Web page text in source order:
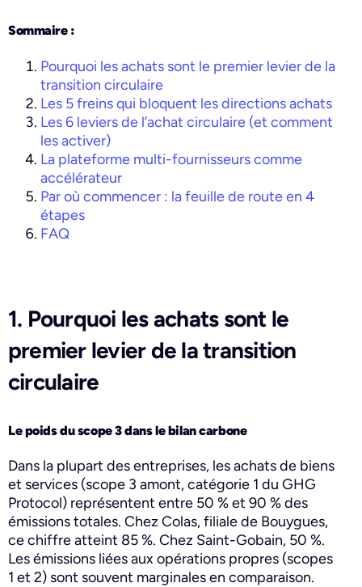
Sommaire :
Pourquoi les achats sont le premier levier de la
transition circulaire
Les 5 freins qui bloquent les directions achats
Les 6 leviers de l’achat circulaire (et comment
les activer)
La plateforme multi-fournisseurs comme
accélérateur
Par où commencer : la feuille de route en 4
étapes
FAQ
1. Pourquoi les achats sont le
premier levier de la transition
circulaire
Le poids du scope 3 dans le bilan carbone
Dans la plupart des entreprises, les achats de biens
et services (scope 3 amont, catégorie 1 du GHG
Protocol) représentent entre 50 % et 90 % des
émissions totales. Chez Colas, filiale de Bouygues,
ce chiffre atteint 85 %. Chez Saint-Gobain, 50 %.
Les émissions liées aux opérations propres (scopes
1 et 2) sont souvent marginales en comparaison.